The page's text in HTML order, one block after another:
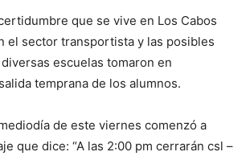
que se vive en Los Cabos
el sector transportista y las posibles
escuelas tomaron en
temprana de los alumnos.
de este viernes comenzó a
que dice: “A las 2:00 pm cerrarán csl –